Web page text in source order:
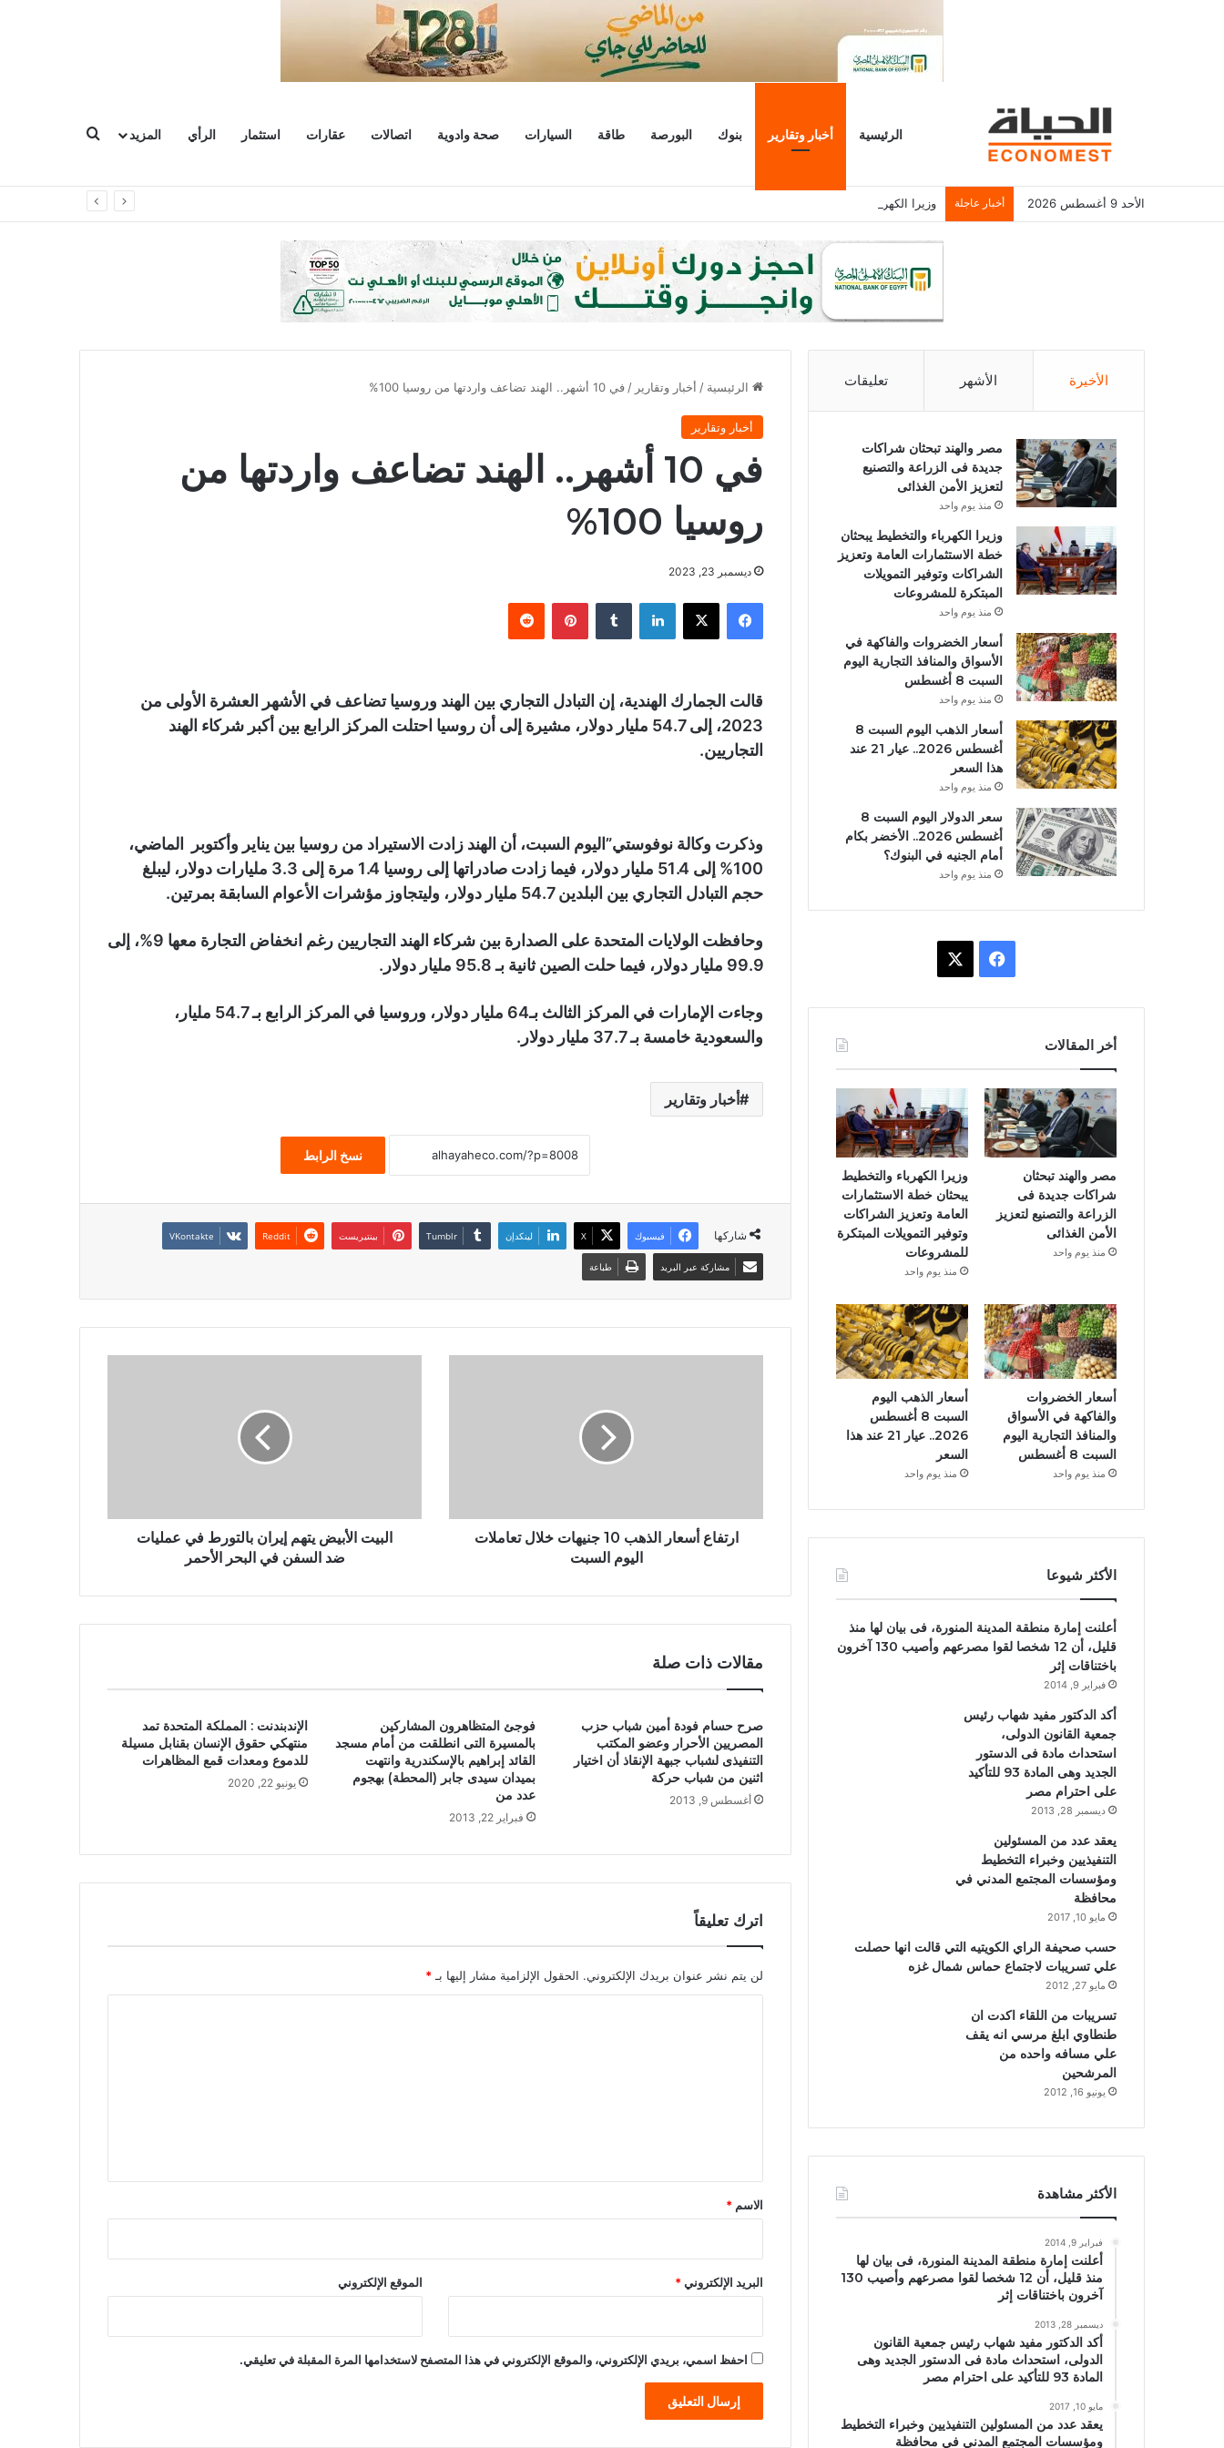
الرئيسية أخبار وتقارير بنوك البورصة طاقة السيارات صحة وادوية اتصالات عقارات استثمار الرأي المزيد
الأحد 9 أغسطس 2026 أخبار عاجلة وزيرا الكهرباء والتخطيط يبحثان خطة الاستثمارات العامة وتعزيز الشراكات وتوفير التمويلات المبتكرة للمشروعات
الرئيسية / أخبار وتقارير / في 10 أشهر.. الهند تضاعف واردتها من روسيا 100%
أخبار وتقارير
في 10 أشهر.. الهند تضاعف واردتها من
روسيا 100%
ديسمبر 23, 2023
فيسبوك لينكدإن بينتيريست
قالت الجمارك الهندية، إن التبادل التجاري بين الهند وروسيا تضاعف في الأشهر العشرة الأولى من
2023، إلى 54.7 مليار دولار، مشيرة إلى أن روسيا احتلت المركز الرابع بين أكبر شركاء الهند
التجاريين.
وذكرت وكالة نوفوستي”اليوم السبت، أن الهند زادت الاستيراد من روسيا بين يناير وأكتوبر الماضي،
100% إلى 51.4 مليار دولار، فيما زادت صادراتها إلى روسيا 1.4 مرة إلى 3.3 مليارات دولار، ليبلغ
حجم التبادل التجاري بين البلدين 54.7 مليار دولار، وليتجاوز مؤشرات الأعوام السابقة بمرتين.
وحافظت الولايات المتحدة على الصدارة بين شركاء الهند التجاريين رغم انخفاض التجارة معها 9%، إلى
99.9 مليار دولار، فيما حلت الصين ثانية بـ 95.8 مليار دولار.
وجاءت الإمارات في المركز الثالث بـ64 مليار دولار، وروسيا في المركز الرابع بـ 54.7 مليار،
والسعودية خامسة بـ 37.7 مليار دولار.
أخبار وتقارير
نسخ الرابط
شاركها فيسبوك X لينكدإن بينتيريست
مشاركة عبر البريد طباعة
ارتفاع أسعار الذهب 10 جنيهات خلال تعاملات
اليوم السبت
البيت الأبيض يتهم إيران بالتورط في عمليات
ضد السفن في البحر الأحمر
مقالات ذات صلة
صرح حسام فودة أمين شباب حزب
المصريين الأحرار وعضو المكتب
التنفيذى لشباب جبهة الإنقاذ أن اختيار
اثنين من شباب حركة
أغسطس 9, 2013
فوجئ المتظاهرون المشاركين
بالمسيرة التى انطلقت من أمام مسجد
القائد إبراهيم بالإسكندرية وانتهت
بميدان سيدى جابر (المحطة) بهجوم
عدد من
فبراير 22, 2013
الإندبندنت : المملكة المتحدة تمد
منتهكي حقوق الإنسان بقنابل مسيلة
للدموع ومعدات قمع المظاهرات
يونيو 22, 2020
اترك تعليقاً
لن يتم نشر عنوان بريدك الإلكتروني. الحقول الإلزامية مشار إليها بـ *
*
الاسم *
البريد الإلكتروني* الموقع الإلكتروني
احفظ اسمي، بريدي الإلكتروني، والموقع الإلكتروني في هذا المتصفح لاستخدامها المرة المقبلة في تعليقي.
الأخيرة الأشهر تعليقات
مصر والهند تبحثان شراكات
جديدة فى الزراعة والتصنيع
لتعزيز الأمن الغذائى
منذ يوم واحد
وزيرا الكهرباء والتخطيط يبحثان
خطة الاستثمارات العامة وتعزيز
الشراكات وتوفير التمويلات
المبتكرة للمشروعات
منذ يوم واحد
أسعار الخضروات والفاكهة في
الأسواق والمنافذ التجارية اليوم
السبت 8 أغسطس
منذ يوم واحد
أسعار الذهب اليوم السبت 8
أغسطس 2026.. عيار 21 عند
هذا السعر
منذ يوم واحد
سعر الدولار اليوم السبت 8
أغسطس 2026.. الأخضر بكام
أمام الجنيه في البنوك؟
منذ يوم واحد
ب
و
ك
أخر المقالات
مصر والهند تبحثان
شراكات جديدة فى
الزراعة والتصنيع لتعزيز
الأمن الغذائى
منذ يوم واحد
وزيرا الكهرباء والتخطيط
يبحثان خطة الاستثمارات
العامة وتعزيز الشراكات
وتوفير التمويلات المبتكرة
للمشروعات
منذ يوم واحد
أسعار الخضروات
والفاكهة في الأسواق
والمنافذ التجارية اليوم
السبت 8 أغسطس
منذ يوم واحد
أسعار الذهب اليوم
السبت 8 أغسطس
2026.. عيار 21 عند هذا
السعر
منذ يوم واحد
الأكثر شيوعا
أعلنت إمارة منطقة المدينة المنورة، فى بيان لها منذ
قليل، أن 12 شخصا لقوا مصرعهم وأصيب 130 آخرون
باختناقات إثر
فبراير 9, 2014
أكد الدكتور مفيد شهاب رئيس
جمعية القانون الدولى،
استحداث مادة فى الدستور
الجديد وهى المادة 93 للتأكيد
على احترام مصر
ديسمبر 28, 2013
يعقد عدد من المسئولين
التنفيذيين وخبراء التخطيط
ومؤسسات المجتمع المدني في
محافظة
مايو 10, 2017
حسب صحيفة الراي الكويتيه التي قالت انها حصلت
علي تسريبات لاجتماع حماس شمال غزه
مايو 27, 2012
تسريبات من اللقاء اكدت ان
طنطاوي ابلغ مرسي انه يقف
علي مسافه واحده من
المرشحين
يونيو 16, 2012
الأكثر مشاهدة
فبراير 9, 2014
أعلنت إمارة منطقة المدينة المنورة، فى بيان لها
منذ قليل، أن 12 شخصا لقوا مصرعهم وأصيب 130
آخرون باختناقات إثر
ديسمبر 28, 2013
أكد الدكتور مفيد شهاب رئيس جمعية القانون
الدولى، استحداث مادة فى الدستور الجديد وهى
المادة 93 للتأكيد على احترام مصر
مايو 10, 2017
يعقد عدد من المسئولين التنفيذيين وخبراء التخطيط
ومؤسسات المجتمع المدني في محافظة